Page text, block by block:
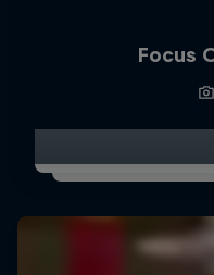
Focus